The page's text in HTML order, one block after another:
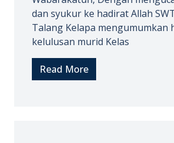
dan syukur ke hadirat Allah
Talang Kelapa mengumumkan
kelulusan murid Kelas
Read More